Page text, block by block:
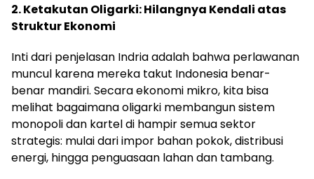
2. Ketakutan Oligarki: Hilangnya Kendali atas
Struktur Ekonomi
Inti dari penjelasan Indria adalah bahwa perlawanan
muncul karena mereka takut Indonesia benar-
benar mandiri. Secara ekonomi mikro, kita bisa
melihat bagaimana oligarki membangun sistem
monopoli dan kartel di hampir semua sektor
strategis: mulai dari impor bahan pokok, distribusi
energi, hingga penguasaan lahan dan tambang.